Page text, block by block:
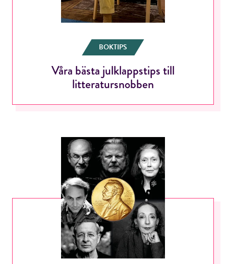
BOKTIPS
Våra bästa julklappstips till
litteratursnobben